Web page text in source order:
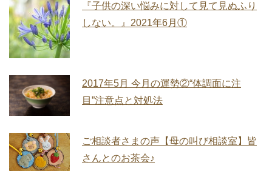
『子供の深い悩みに対して見て見ぬふり
しない。』2021年6月①
2017年5月 今月の運勢②“体調面に注
目”注意点と対処法
ご相談者さまの声【母の叫び相談室】皆
さんとのお茶会♪